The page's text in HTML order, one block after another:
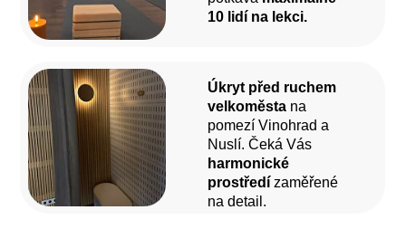
10 lidí na lekci.
Úkryt před ruchem
velkoměsta na
pomezí Vinohrad a
Nuslí. Čeká Vás
harmonické
prostředí zaměřené
na detail.